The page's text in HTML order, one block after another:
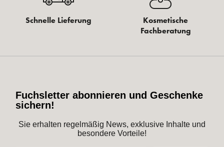
Schnelle Lieferung
Kosmetische
Fachberatung
Fuchsletter abonnieren und Geschenke
sichern!
Sie erhalten regelmäßig News, exklusive Inhalte und
besondere Vorteile!